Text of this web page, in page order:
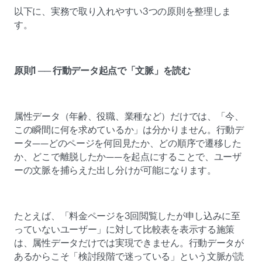
以下に、実務で取り入れやすい3つの原則を整理しま
す。
原則1 ── 行動データ起点で「文脈」を読む
属性データ（年齢、役職、業種など）だけでは、「今、
この瞬間に何を求めているか」は分かりません。行動デ
ータ——どのページを何回見たか、どの順序で遷移した
か、どこで離脱したか——を起点にすることで、ユーザ
ーの文脈を捕らえた出し分けが可能になります。
たとえば、「料金ページを3回閲覧したが申し込みに至
っていないユーザー」に対して比較表を表示する施策
は、属性データだけでは実現できません。行動データが
あるからこそ「検討段階で迷っている」という文脈が読